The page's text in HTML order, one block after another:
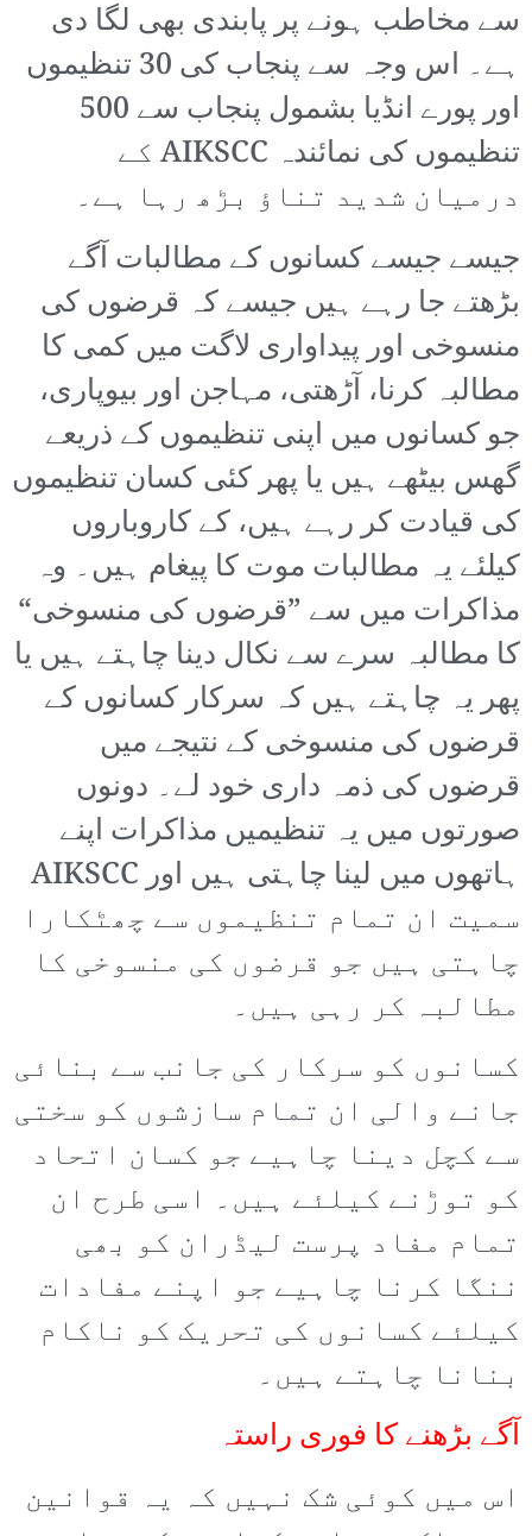
سے مخاطب ہونے پر پابندی بھی لگا دی
ہے۔ اس وجہ سے پنجاب کی 30 تنظیموں
اور پورے انڈیا بشمول پنجاب سے 500
تنظیموں کی نمائندہ AIKSCC کے
درمیان شدید تناؤ بڑھ رہا ہے۔
جیسے جیسے کسانوں کے مطالبات آگے
بڑھتے جا رہے ہیں جیسے کہ قرضوں کی
منسوخی اور پیداواری لاگت میں کمی کا
مطالبہ کرنا، آڑھتی، مہاجن اور بیوپاری،
جو کسانوں میں اپنی تنظیموں کے ذریعے
گھس بیٹھے ہیں یا پھر کئی کسان تنظیموں
کی قیادت کر رہے ہیں، کے کاروباروں
کیلئے یہ مطالبات موت کا پیغام ہیں۔ وہ
مذاکرات میں سے ”قرضوں کی منسوخی“
کا مطالبہ سرے سے نکال دینا چاہتے ہیں یا
پھر یہ چاہتے ہیں کہ سرکار کسانوں کے
قرضوں کی منسوخی کے نتیجے میں
قرضوں کی ذمہ داری خود لے۔ دونوں
صورتوں میں یہ تنظیمیں مذاکرات اپنے
ہاتھوں میں لینا چاہتی ہیں اور AIKSCC
سمیت ان تمام تنظیموں سے چھٹکارا
چاہتی ہیں جو قرضوں کی منسوخی کا
مطالبہ کر رہی ہیں۔
کسانوں کو سرکار کی جانب سے بنائی
جانے والی ان تمام سازشوں کو سختی
سے کچل دینا چاہیے جو کسان اتحاد
کو توڑنے کیلئے ہیں۔ اسی طرح ان
تمام مفاد پرست لیڈران کو بھی
ننگا کرنا چاہیے جو اپنے مفادات
کیلئے کسانوں کی تحریک کو ناکام
بنانا چاہتے ہیں۔
آگے بڑھنے کا فوری راستہ
اس میں کوئی شک نہیں کہ یہ قوانین